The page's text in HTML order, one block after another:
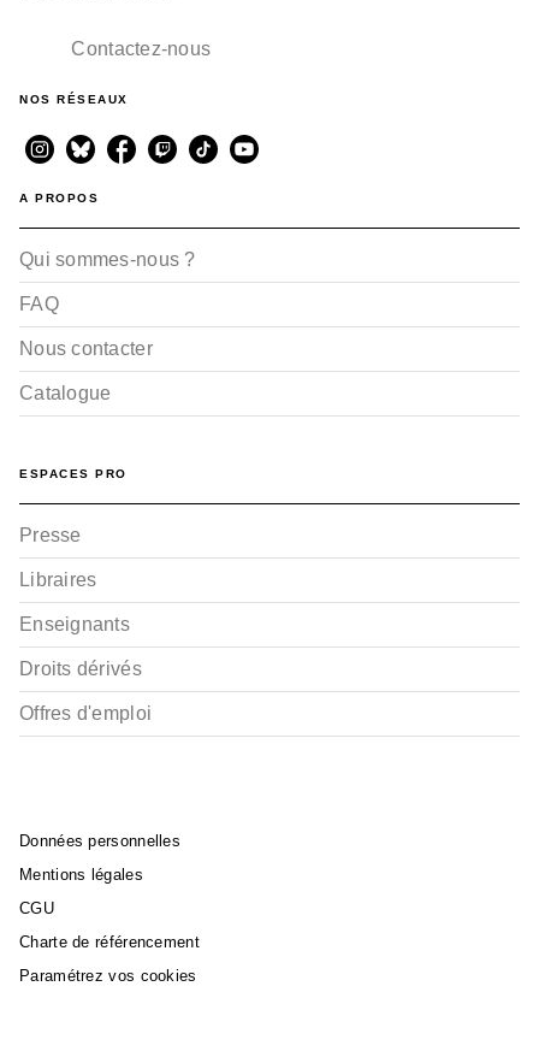
Contactez-nous
NOS RÉSEAUX
A PROPOS
Qui sommes-nous ?
FAQ
Nous contacter
Catalogue
ESPACES PRO
Presse
Libraires
Enseignants
Droits dérivés
Offres d'emploi
Données personnelles
Mentions légales
CGU
Charte de référencement
Paramétrez vos cookies